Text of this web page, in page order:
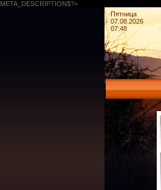
META_DESCRIPTION$?>
Пятница
07.08.2026
07:48